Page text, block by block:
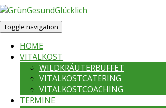
Toggle navigation
HOME
VITALKOST
WILDKRÄUTERBUFFET
VITALKOSTCATERING
VITALKOSTCOACHING
TERMINE